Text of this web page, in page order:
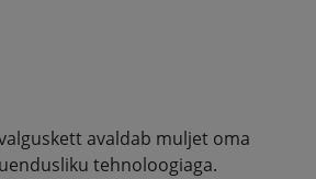
avaldab muljet oma
tehnoloogiaga.